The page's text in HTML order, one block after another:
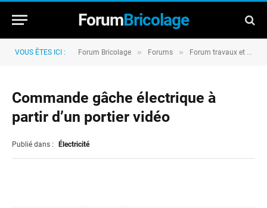
ForumBricolage
VOUS ÊTES ICI : Forum Bricolage » Forums » Forum travaux et rénovation
Commande gâche électrique à
partir d’un portier vidéo
Publié dans : Électricité